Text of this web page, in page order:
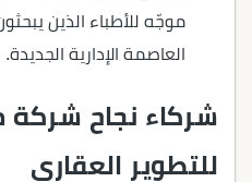
موجّه للأطباء الذين
العاصمة الإدارية الجديدة.
شركاء نجاح شركة
للتطوير العقاري